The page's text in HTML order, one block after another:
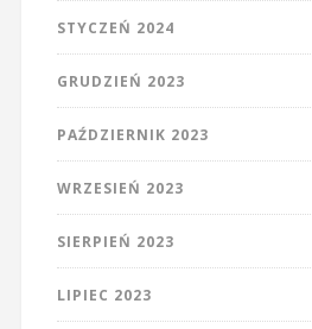
STYCZEŃ 2024
GRUDZIEŃ 2023
PAŹDZIERNIK 2023
WRZESIEŃ 2023
SIERPIEŃ 2023
LIPIEC 2023